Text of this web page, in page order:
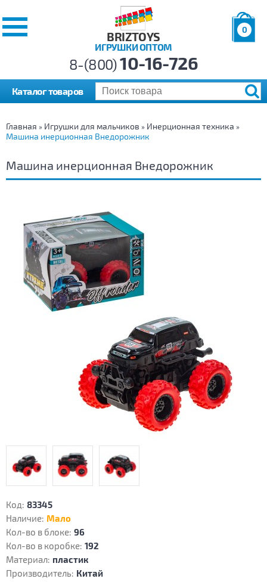
BRIZTOYS
ИГРУШКИ ОПТОМ
0
р.
8-(800)10-16-726
Каталог товаров
Главная » Игрушки для мальчиков » Инерционная техника »
Машина инерционная Внедорожник
Машина инерционная Внедорожник
Код: 83345
Наличие: Мало
Кол-во в блоке: 96
Кол-во в коробке: 192
Материал: пластик
Производитель: Китай